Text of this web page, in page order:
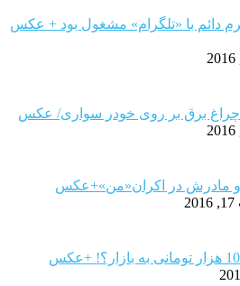
دائم با «تلگرام» مشغول بود + عکس
برق بر روی خودر سواری/ عکس
و مادرش در اکران«من»+عکس